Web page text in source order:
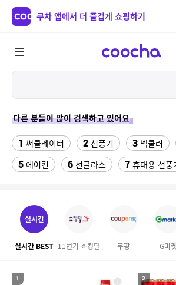
쿠차 앱에서 더 즐겁게 쇼핑하기
다른 분들이 많이 검색하고 있어요
1 써큘레이터 2 선풍기 3 넥쿨러
5 에어컨 6 선글라스 7 휴대용 선풍
11 실외기없는 에어컨
13 라이트라이드 360
16 성인용세발자전거중고 17 여성댄스복
위닉스 dn3e170 lwk
실시간
실시간 BEST 11번가 쇼킹딜 쿠팡 G마켓
1 2